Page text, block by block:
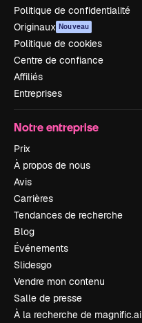
Politique de confidentialité
Originaux Nouveau
Politique de cookies
Centre de confiance
Affiliés
Entreprises
Notre entreprise
Prix
À propos de nous
Avis
Carrières
Tendances de recherche
Blog
Événements
Slidesgo
Vendre mon contenu
Salle de presse
À la recherche de magnific.ai